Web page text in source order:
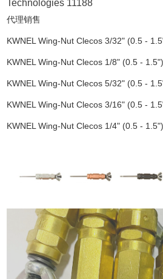
Technologies 11188
代理销售
KWNEL Wing-Nut Clecos 3/32" (0.5 -
KWNEL Wing-Nut Clecos 1/8" (0.5 -
KWNEL Wing-Nut Clecos 5/32" (0.5 -
KWNEL Wing-Nut Clecos 3/16" (0.5 -
KWNEL Wing-Nut Clecos 1/4" (0.5 - 1.5")